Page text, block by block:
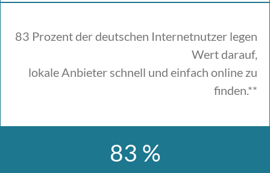
83 Prozent der deutschen Internetnutzer legen
Wert darauf,
lokale Anbieter schnell und einfach online zu
finden.**
83 %